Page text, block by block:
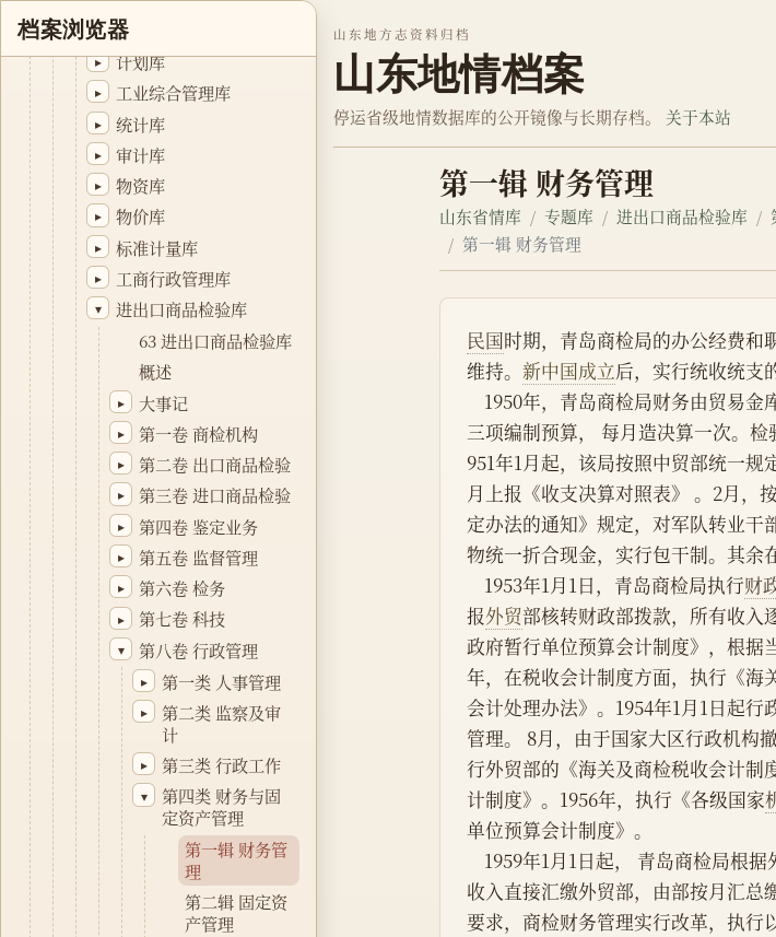
山东地方志资料归档
山东地情档案
停运省级地情数据库的公开镜像与长期存档。 关于本站
第一辑 财务管理
山东省情库 专题库 进出口商品检验库
第一辑 财务管理
档案浏览器
▸ 金融库
▸ 计划库
▸ 工业综合管理库
▸ 统计库
▸ 审计库
▸ 物资库
▸ 物价库
▸ 标准计量库
▸ 工商行政管理库
▾
进出口商品检验库
63 进出口商品检验库
概述
▸ 大事记
▸ 第一卷 商检机构
▸ 第二卷 出口商品检验
▸ 第三卷 进口商品检验
▸ 第四卷 鉴定业务
▸ 第五卷 监督管理
▸ 第六卷 检务
▸ 第七卷 科技
▾ 第八卷 行政管理
▸ 第一类 人事管理
▸
第二类 监察及审
计
▸ 第三类 行政工作
▾
第四类 财务与固
定资产管理
第一辑 财务管
理
第二辑 固定资
产管理
民国时期，青岛商检局的办公经费和
维持。新中国成立后，实行统收统支
1950年，青岛商检局财务由贸
三项编制预算， 每月造决算一次。
951年1月起，该局按照中贸部统一
月上报《收支决算对照表》 。2月，
定办法的通知》规定，对军队转业干
物统一折合现金，实行包干制。其余
    1953年1月1日，青岛商检局执行
财
报外贸部核转财政部拨款，所有收入
政府暂行单位预算会计制度》，根据
年，在税收会计制度方面，执行《海
会计处理办法》。1954年1月1日起行
管理。 8月，由于国家大区行政机构
行外贸部的《海关及商检税收会计制
计制度》。1956年，执行《各级国家
单位预算会计制度》。
1959年1月1日起， 青岛商检局
收入直接汇缴外贸部，由部按月汇总
要求，商检财务管理实行改革，执行